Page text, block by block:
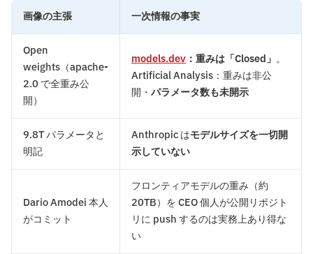
画像の主張 一次情報の事実
Open
weights（apache-
2.0 で全重み公
開）
models.dev ：重みは「Closed」 。
Artificial Analysis：重みは非公
開・ パラメータ数も未開示
9.8T パラメータと
明記
Anthropic はモデルサイズを一切開
示していない
Dario Amodei 本人
がコミット
フロンティアモデルの重み（約
20TB）を CEO 個人が公開リポジト
リに push するのは実務上あり得な
い